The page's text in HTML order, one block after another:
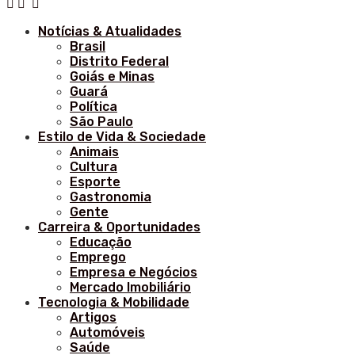
Notícias & Atualidades
Brasil
Distrito Federal
Goiás e Minas
Guará
Política
São Paulo
Estilo de Vida & Sociedade
Animais
Cultura
Esporte
Gastronomia
Gente
Carreira & Oportunidades
Educação
Emprego
Empresa e Negócios
Mercado Imobiliário
Tecnologia & Mobilidade
Artigos
Automóveis
Saúde